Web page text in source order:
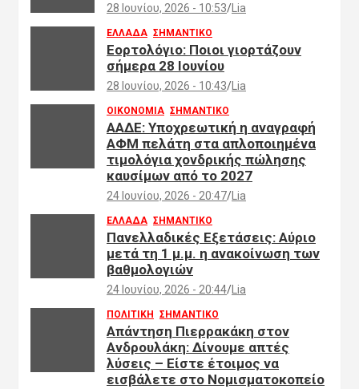
28 Ιουνίου, 2026 - 10:53 Lia
ΕΛΛΑΔΑ ΣΗΜΑΝΤΙΚΟ
Εορτολόγιο: Ποιοι γιορτάζουν
σήμερα 28 Ιουνίου
28 Ιουνίου, 2026 - 10:43 Lia
ΟΙΚΟΝΟΜΙΑ ΣΗΜΑΝΤΙΚΟ
ΑΑΔΕ: Υποχρεωτική η αναγραφή
ΑΦΜ πελάτη στα απλοποιημένα
τιμολόγια χονδρικής πώλησης
καυσίμων από το 2027
24 Ιουνίου, 2026 - 20:47 Lia
ΕΛΛΑΔΑ ΣΗΜΑΝΤΙΚΟ
Πανελλαδικές Εξετάσεις: Αύριο
μετά τη 1 μ.μ. η ανακοίνωση των
βαθμολογιών
24 Ιουνίου, 2026 - 20:44 Lia
ΠΟΛΙΤΙΚΗ ΣΗΜΑΝΤΙΚΟ
Απάντηση Πιερρακάκη στον
Ανδρουλάκη: Δίνουμε απτές
λύσεις – Είστε έτοιμος να
εισβάλετε στο Νομισματοκοπείο